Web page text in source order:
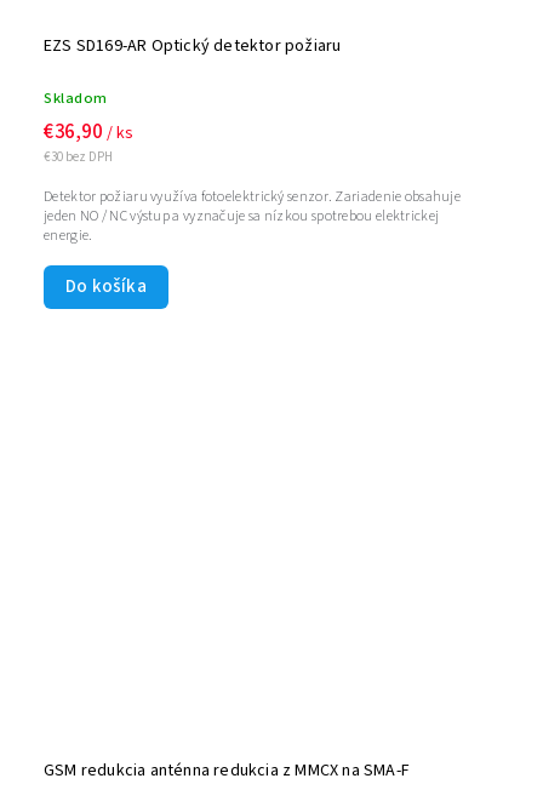
EZS SD169-AR Optický detektor požiaru
Skladom
€30 bez DPH
€36,90 / ks
Do košíka
Detektor požiaru využíva fotoelektrický senzor. Zariadenie obsahuje
jeden NO / NC výstup a vyznačuje sa nízkou spotrebou elektrickej
energie.
GSM redukcia anténna redukcia z MMCX na SMA-F